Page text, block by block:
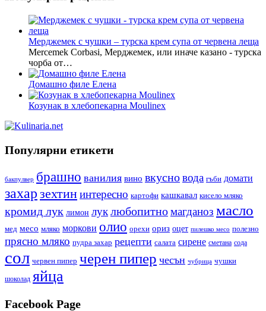
Мерджемек с чушки – турска крем супа от червена леща
Mercemek Corbasi, Мерджемек, или иначе казано - турска
чорба от…
Домашно филе Елена
Козунак в хлебопекарна Moulinex
Популярни етикети
бакпулвер брашно ванилия вино вкусновода гъби домати
захар зехтининтересно картофи кашкавал кисело мляко
кромид лук лимон луклюбопитномагданоз масло
мед месо мляко моркови олио орехи ориз оцет пилешко месо полезно
прясно мляко пудра захар рецепти салата сирене сметана сода
сол червен пипер черен пипер чесън чубрица чушки
шоколад яйца
Facebook Page